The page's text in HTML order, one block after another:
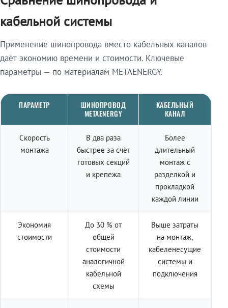
кабельной системы
Применение шинопровода вместо кабельных каналов
даёт экономию времени и стоимости. Ключевые
параметры — по материалам METAENERGY.
ПАРАМЕТР
ШИНОПРОВОД
METAENERGY
КАБЕЛЬНЫЙ
КАНАЛ
Скорость
монтажа
В два раза
быстрее за счёт
готовых секций
и крепежа
Более
длительный
монтаж с
разделкой и
прокладкой
каждой линии
Экономия
стоимости
До 30 % от
общей
стоимости
аналогичной
кабельной
схемы
Выше затраты
на монтаж,
кабеленесущие
системы и
подключения